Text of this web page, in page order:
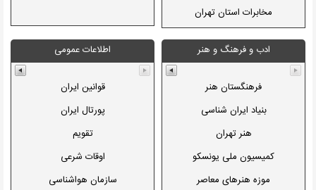
اطلاعات رسانی مناقصات
موسسه دين و اقتصاد
بانک توسعه اسلامی
مؤسسه اعتباری نور
مؤسسه اعتباری آرمان
مخابرات استان تهران
همراه اول
ایرانسل
تالیا
سازمان گسترش (ايدرو)
توسعه معادن (ايميدرو)
ایران خودرو
سایپا
ادب و فرهنگ و هنر
فرهنگستان هنر
بنیاد ایران شناسی
هنر تهران
کمیسیون ملی یونسکو
موزه هنرهای معاصر
اطلاعات عمومی
قوانين ايران
پورتال ایران
تقویم
اوقات شرعی
سازمان هواشناسی